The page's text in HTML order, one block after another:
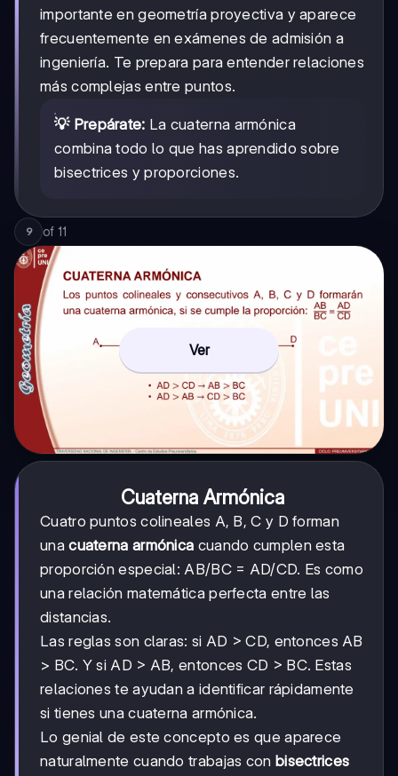
importante en geometría proyectiva y aparece
frecuentemente en exámenes de admisión a
ingeniería. Te prepara para entender relaciones
más complejas entre puntos.
💡 Prepárate: La cuaterna armónica
combina todo lo que has aprendido sobre
bisectrices y proporciones.
9 of 11
Ver
Cuaterna Armónica
Cuatro puntos colineales A, B, C y D forman
unacuaterna armónica cuando cumplen esta
proporción especial: AB/BC = AD/CD. Es como
una relación matemática perfecta entre las
distancias.
Las reglas son claras: si AD > CD, entonces AB
> BC. Y si AD > AB, entonces CD > BC. Estas
relaciones te ayudan a identificar rápidamente
si tienes una cuaterna armónica.
Lo genial de este concepto es que aparece
naturalmente cuando trabajas con bisectrices